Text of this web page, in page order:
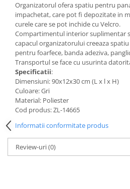
Organizatorul ofera spatiu pentru
impachetat, care pot fi depozitate in
curele care se pot inchide cu Velcro.
Compartimentul interior suplimentar
capacul organizatorului creeaza
pentru foarfece, banda adeziva,
Transportul se face cu usurinta
Specificatii:
Dimensiuni: 90x12x30 cm (L x l x H)
Culoare: Gri
Material: Poliester
Cod produs: ZL-14665
Informatii conformitate produs
Review-uri(0)